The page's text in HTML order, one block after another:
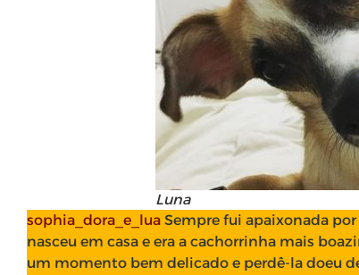
Luna
sophia_dora_e_lua Sempre fui apaixonada por
nasceu em casa e era a cachorrinha mais
um momento bem delicado e perdê-la doeu